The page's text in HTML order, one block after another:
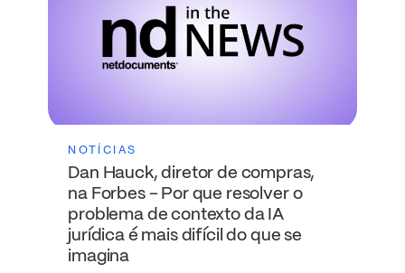
NOTÍCIAS
Dan Hauck, diretor de compras,
na Forbes – Por que resolver o
problema de contexto da IA
jurídica é mais difícil do que se
imagina